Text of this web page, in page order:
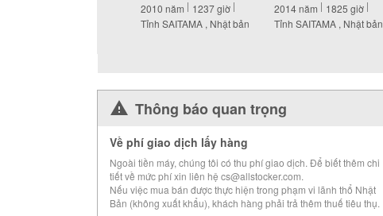
2010 năm 1237giờ
Tỉnh SAITAMA , Nhật bản
2014năm 1825 giờ
Tỉnh SAITAMA , Nhật bản
Thông báo quan trọng
Về phí giao dịch lấy hàng
Ngoài tiền máy, chúng tôi có thu phí giao dịch. Để biết thêm chi
tiết về mức phí xin liên hệ cs@allstocker.com.
Nếu việc mua bán được thực hiện trong phạm vi lãnh thổ Nhật
Bản (không xuất khẩu), khách hàng phải trả thêm thuế tiêu thụ.